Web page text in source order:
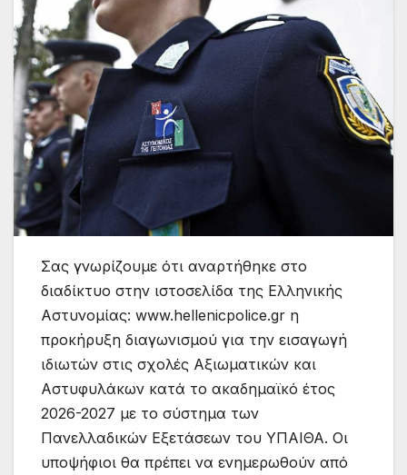
Σας γνωρίζουμε ότι αναρτήθηκε στο
διαδίκτυο στην ιστοσελίδα της Ελληνικής
Αστυνομίας: www.hellenicpolice.gr η
προκήρυξη διαγωνισμού για την εισαγωγή
ιδιωτών στις σχολές Αξιωματικών και
Αστυφυλάκων κατά το ακαδημαϊκό έτος
2026-2027 με το σύστημα των
Πανελλαδικών Εξετάσεων του ΥΠΑΙΘΑ. Οι
υποψήφιοι θα πρέπει να ενημερωθούν από